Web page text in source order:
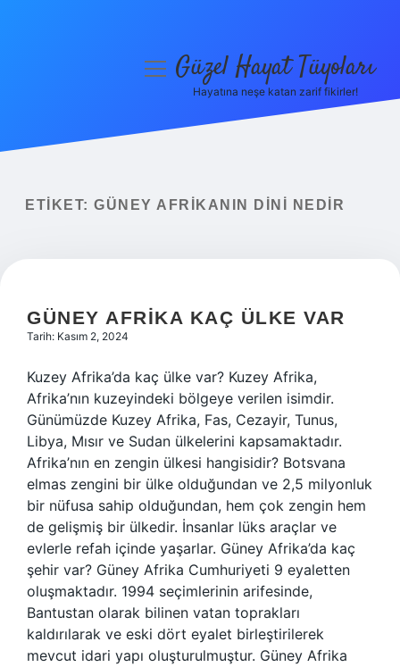
Yasal Uyarı
menüyüGüzel Hayat Tüyoları
Hayatına neşe katan zarif fikirler!
ETIKET: GÜNEY AFRIKANIN DINI NEDIR
GÜNEY AFRIKA KAÇ ÜLKE VAR
Tarih: Kasım 2, 2024
Kuzey Afrika’da kaç ülke var? Kuzey Afrika,
Afrika’nın kuzeyindeki bölgeye verilen isimdir.
Günümüzde Kuzey Afrika, Fas, Cezayir, Tunus,
Libya, Mısır ve Sudan ülkelerini kapsamaktadır.
Afrika’nın en zengin ülkesi hangisidir? Botsvana
elmas zengini bir ülke olduğundan ve 2,5 milyonluk
bir nüfusa sahip olduğundan, hem çok zengin hem
de gelişmiş bir ülkedir. İnsanlar lüks araçlar ve
evlerle refah içinde yaşarlar. Güney Afrika’da kaç
şehir var? Güney Afrika Cumhuriyeti 9 eyaletten
oluşmaktadır. 1994 seçimlerinin arifesinde,
Bantustan olarak bilinen vatan toprakları
kaldırılarak ve eski dört eyalet birleştirilerek
mevcut idari yapı oluşturulmuştur. Güney Afrika